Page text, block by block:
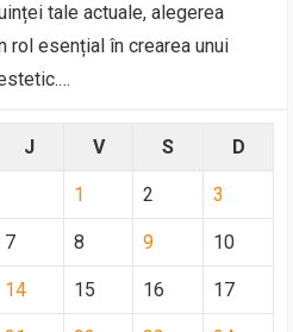
tale actuale, alegerea
rol esențial în crearea unui
J V S D
1 2 3
7 8 9 10
14 15 16 17